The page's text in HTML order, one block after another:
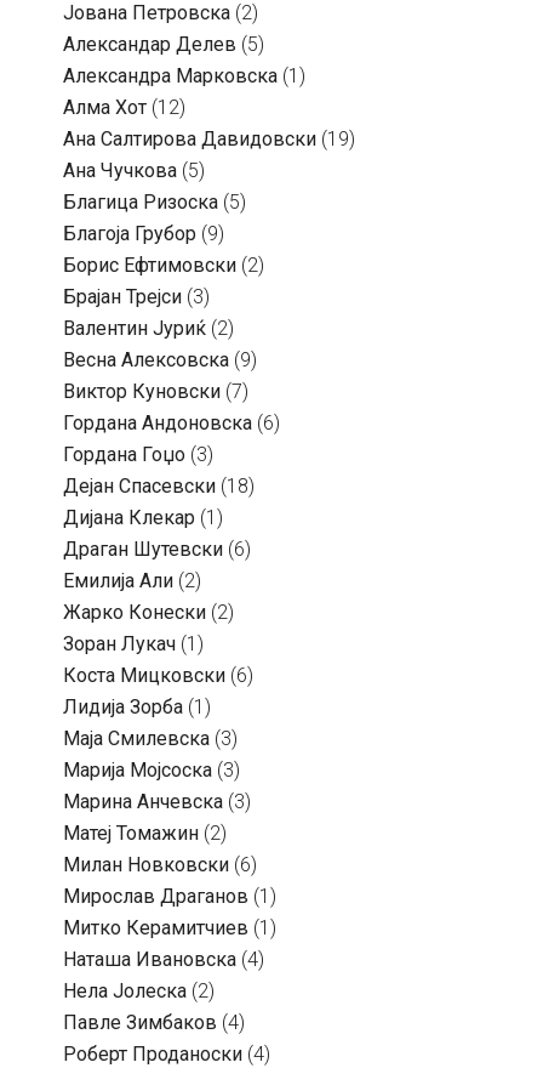
Јована Петровска (2)
Александар Делев (5)
Александра Марковска (1)
Алма Хот (12)
Ана Салтирова Давидовски (19)
Ана Чучкова (5)
Благица Ризоска (5)
Благоја Грубор (9)
Борис Ефтимовски (2)
Брајан Трејси (3)
Валентин Јуриќ (2)
Весна Алексовска (9)
Виктор Куновски (7)
Гордана Андоновска (6)
Гордана Гоџо (3)
Дејан Спасевски (18)
Дијана Клекар (1)
Драган Шутевски (6)
Емилија Али (2)
Жарко Конески (2)
Зоран Лукач (1)
Коста Мицковски (6)
Лидија Зорба (1)
Маја Смилевска (3)
Марија Мојсоска (3)
Марина Анчевска (3)
Матеј Томажин (2)
Милан Новковски (6)
Мирослав Драганов (1)
Митко Керамитчиев (1)
Наташа Ивановска (4)
Нела Јолеска (2)
Павле Зимбаков (4)
Роберт Проданоски (4)